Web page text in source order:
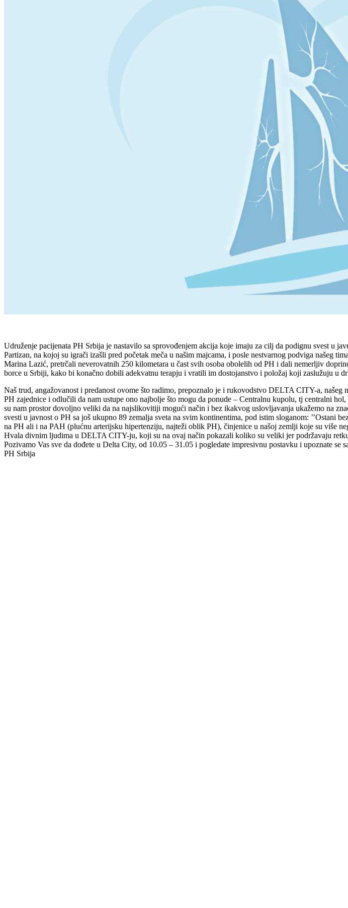
Udruženje pacijenata PH Srbija je nastavilo sa sprovođenjem akcija koje imaju za cilj da podignu svest u
Partizan, na kojoj su igrači izašli pred početak meča u našim majcama, i posle nestvarnog podviga našeg
Marina Lazić, pretrčali neverovatnih 250 kilometara u čast svih osoba obolelih od PH i dali nemerljiv
borce u Srbiji, kako bi konačno dobili adekvatnu terapju i vratili im dostojanstvo i položaj koji zaslužuju u
Naš trud, angažovanost i predanost ovome što radimo, prepoznalo je i rukovodstvo DELTA CITY-a,
PH zajednice i odlučili da nam ustupe ono najbolje što mogu da ponude – Centralnu kupolu, tj centralni
su nam prostor dovoljno veliki da na najslikovitiji mogući način i bez ikakvog uslovljavanja ukažemo na
svesti u javnost o PH sa još ukupno 89 zemalja sveta na svim kontinentima, pod istim sloganom:
na PH ali i na PAH (plućnu arterijsku hipertenziju, najteži oblik PH), činjenice u našoj zemlji koje su više
Hvala divnim ljudima u DELTA CITY-ju, koji su na ovaj način pokazali koliko su veliki jer podržavaju
Pozivamo Vas sve da dođete u Delta City, od 10.05 – 31.05 i pogledate impresivnu postavku i upoznate
PH Srbija